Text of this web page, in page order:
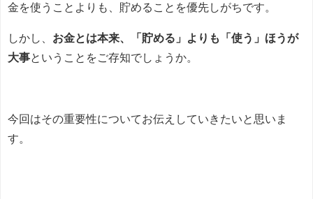
金を使うことよりも、貯めることを優先しがちです。
しかし、 お金とは本来、「貯める」よりも「使う」ほうが
大事ということをご存知でしょうか。
今回はその重要性についてお伝えしていきたいと思いま
す。